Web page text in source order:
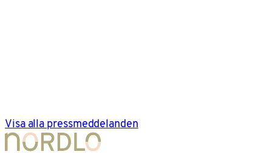
Visa alla pressmeddelanden